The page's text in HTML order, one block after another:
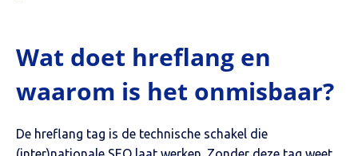
Wat doet hreflang en
waarom is het onmisbaar?
De hreflang tag is de technische schakel die